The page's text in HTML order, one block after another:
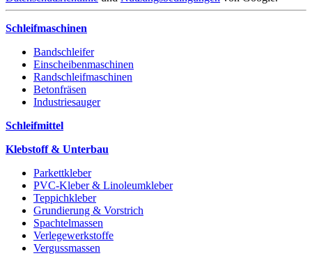
Schleifmaschinen
Bandschleifer
Einscheibenmaschinen
Randschleifmaschinen
Betonfräsen
Industriesauger
Schleifmittel
Klebstoff & Unterbau
Parkettkleber
PVC-Kleber & Linoleumkleber
Teppichkleber
Grundierung & Vorstrich
Spachtelmassen
Verlegewerkstoffe
Vergussmassen